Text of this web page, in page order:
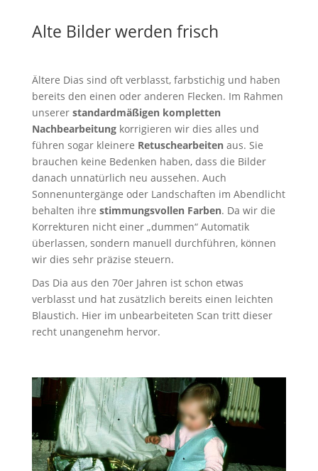
Alte Bilder werden frisch
Ältere Dias sind oft verblasst, farbstichig und haben
bereits den einen oder anderen Flecken. Im Rahmen
unserer standardmäßigen kompletten
Nachbearbeitungkorrigieren wir dies alles und
führen sogar kleinere Retuschearbeitenaus. Sie
brauchen keine Bedenken haben, dass die Bilder
danach unnatürlich neu aussehen. Auch
Sonnenuntergänge oder Landschaften im Abendlicht
behalten ihre stimmungsvollen Farben. Da wir die
Korrekturen nicht einer „dummen“ Automatik
überlassen, sondern manuell durchführen, können
wir dies sehr präzise steuern.
Das Dia aus den 70er Jahren ist schon etwas
verblasst und hat zusätzlich bereits einen leichten
Blaustich. Hier im unbearbeiteten Scan tritt dieser
recht unangenehm hervor.